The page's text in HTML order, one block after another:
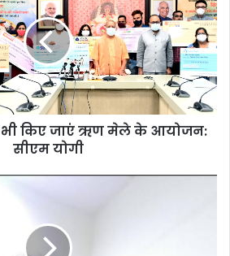
भी किए जाएं ऋण मेले के आयोजन:
सीएम योगी